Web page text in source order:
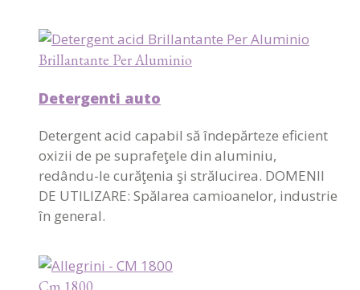
Brillantante Per Aluminio
Detergenti auto
Detergent acid capabil să îndepărteze eficient
oxizii de pe suprafeţele din aluminiu,
redându-le curăţenia şi strălucirea. DOMENII
DE UTILIZARE: Spălarea camioanelor, industrie
în general.